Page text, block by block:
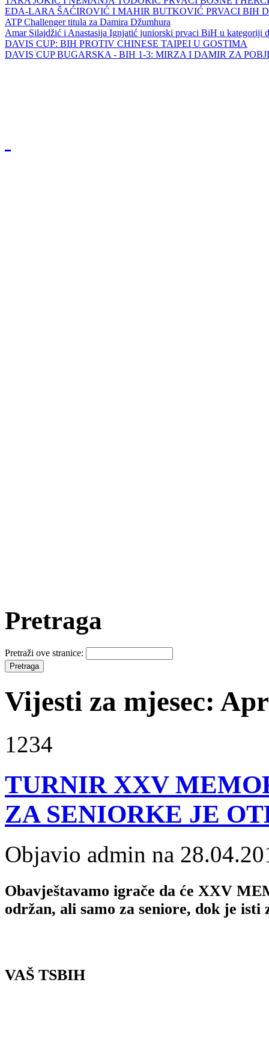
EDA-LARA ŠAĆIROVIĆ I MAHIR BUTKOVIĆ PRVACI BIH
ATP Challenger titula za Damira Džumhura
Amar Silajdžić i Anastasija Ignjatić juniorski prvaci BiH u kategoriji
DAVIS CUP: BIH PROTIV CHINESE TAIPEI U GOSTIMA
DAVIS CUP BUGARSKA - BIH 1-3: MIRZA I DAMIR ZA
Pretraga
Pretraži ove stranice:
Vijesti za mjesec:
1234
TURNIR XXV
ZA SENIORKE JE
Objavio admin na
Obavještavamo igrače da će XXV
održan, ali samo za seniore, dok je
VAŠ TSBIH